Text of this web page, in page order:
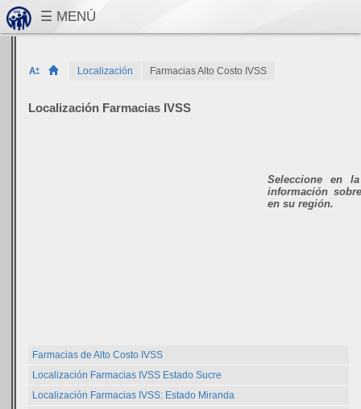
Localización Farmacias Alto Costo IVSS
Localización Farmacias IVSS
Seleccione en
información
en su región.
Farmacias de Alto Costo IVSS
Localización Farmacias IVSS Estado Sucre
Localización Farmacias IVSS: Estado Miranda